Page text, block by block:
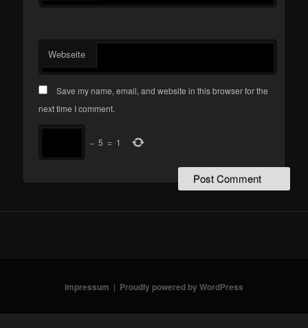
Webseite
Save my name, email, and website in this browser for the
next time I comment.
− 5 = 1
Impressum Proudly powered by WordPress